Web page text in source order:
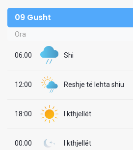
09 Gusht
Ora
06:00 Shi
12:00 Reshje të lehta shiu
18:00 I kthjellët
00:00 I kthjellët